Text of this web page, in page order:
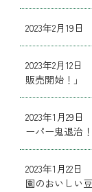
2023年2月19
2023年2月12
販売開始！」
2023年1月29
ーパー鬼退治
2023年1月22
園のおいしい